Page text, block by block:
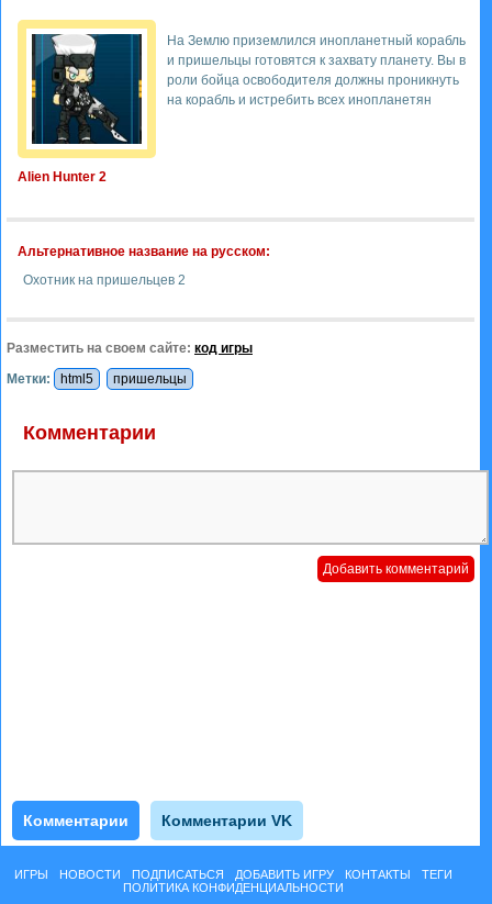
Alien Hunter 2
На Землю приземлился инопланетный корабль
и пришельцы готовятся к захвату планету. Вы в
роли бойца освободителя должны проникнуть
на корабль и истребить всех инопланетян
Альтернативное название на русском:
Охотник на пришельцев 2
Разместить на своем сайте: код игры
Метки:
html5 пришельцы
Комментарии
Комментарии Комментарии VK
ИГРЫ НОВОСТИ ПОДПИСАТЬСЯ ДОБАВИТЬ ИГРУ КОНТАКТЫ
ТЕГИ
ПОЛИТИКА КОНФИДЕНЦИАЛЬНОСТИ